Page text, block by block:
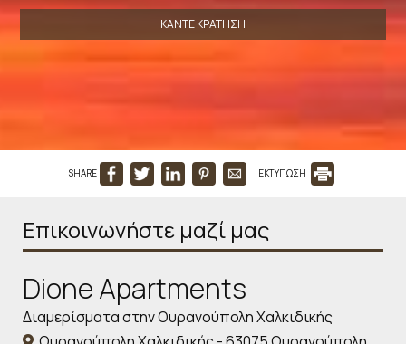
ΚΆΝΤΕ ΚΡΆΤΗΣΗ
SHARE ΕΚΤΥΠΩΣΗ
Επικοινωνήστε μαζί μας
Dione Apartments
Διαμερίσματα στην Ουρανούπολη Χαλκιδικής